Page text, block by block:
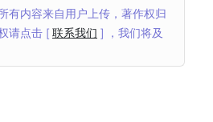
有内容来自用户上传，著作权归
请点击 [ 联系我们 ] ，我们将及